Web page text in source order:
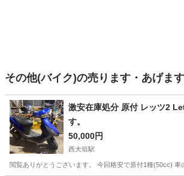
その他(バイク)の売ります・あげま
激安在庫処分 原付 レッツ2 Lets 2
す。
50,000円
西大垣駅
閲覧ありがとうございます。 今回格安で原付1種(50cc)